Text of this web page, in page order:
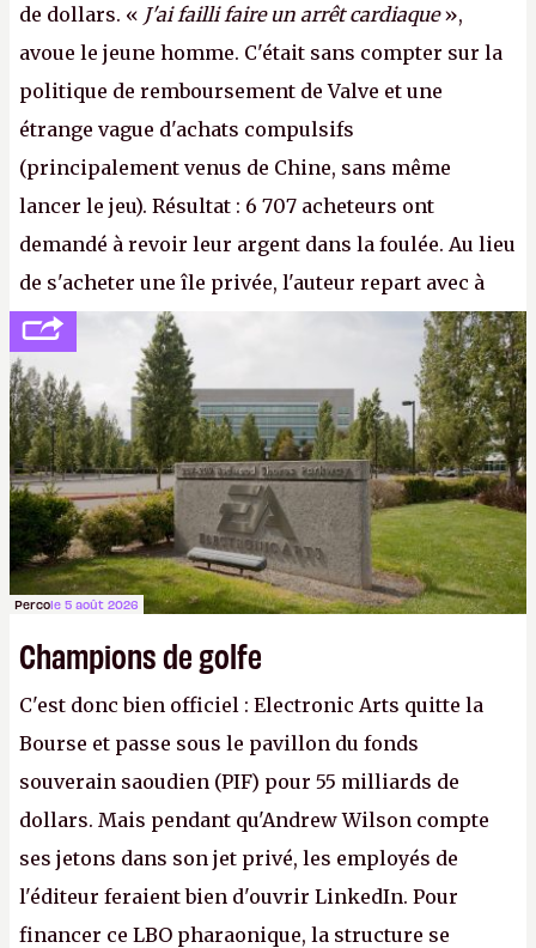
de dollars. « J'ai failli faire un arrêt cardiaque»,
avoue le jeune homme. C'était sans compter sur la
politique de remboursement de Valve et une
étrange vague d'achats compulsifs
(principalement venus de Chine, sans même
lancer le jeu). Résultat : 6 707 acheteurs ont
demandé à revoir leur argent dans la foulée. Au lieu
de s'acheter une île privée, l'auteur repart avec à
peine 2 000 dollars en poche. C'est toujours plus
cher payé que le temps passé à dev, mais ça
apprendra aux petits malins qu'on ne braque pas
Gabe Newell aussi facilement.P.
Percole 5 août 2026
Champions de golfe
C'est donc bien officiel : Electronic Arts quitte la
Bourse et passe sous le pavillon du fonds
souverain saoudien (PIF) pour 55 milliards de
dollars. Mais pendant qu'Andrew Wilson compte
ses jetons dans son jet privé, les employés de
l'éditeur feraient bien d'ouvrir LinkedIn. Pour
financer ce LBO pharaonique, la structure se